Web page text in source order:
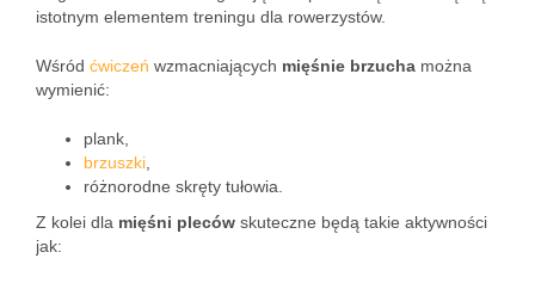
istotnym elementem treningu dla rowerzystów.
Wśród ćwiczeń wzmacniających mięśnie brzucha można
wymienić:
plank,
brzuszki
różnorodne skręty tułowia.
Z kolei dla mięśni pleców skuteczne będą takie aktywności
jak: